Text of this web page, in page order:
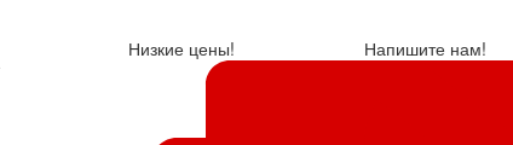
Низкие цены! Напишите нам!